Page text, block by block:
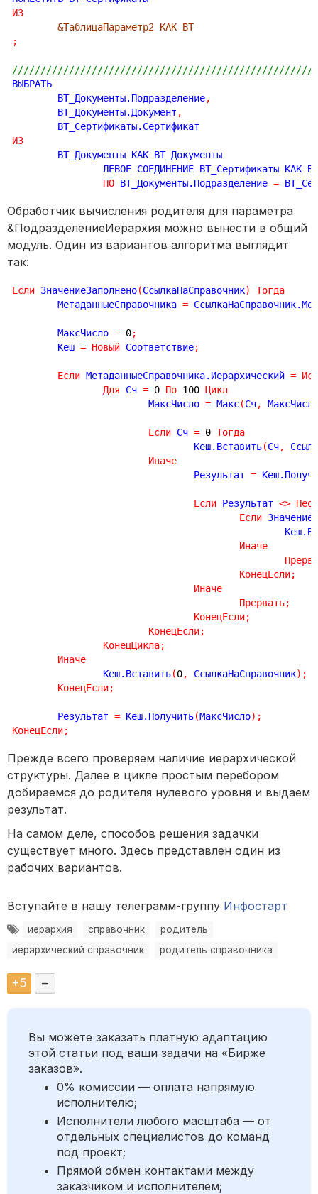
ИЗ
&ТаблицаПараметр2 КАК ВТ
;
ВЫБРАТЬ
	ВТ_Документы.Подразделение
,
	ВТ_Документы.Документ
,
ИЗ
		ЛЕВОЕ СОЕДИНЕНИЕ ВТ_Сертификаты КАК ВТ_Сертификаты
ПО ВТ_Документы.Подразделение =
Обработчик вычисления родителя для параметра
&ПодразделениеИерархия можно вынести в общий
модуль. Один из вариантов алгоритма выглядит
так:
Если ЗначениеЗаполнено(СсылкаНаСправочник)
Тогда
	МетаданныеСправочника
=
	МаксЧисло
= 0;
	Кеш
= Новый Соответствие;
Если МетаданныеСправочника.Иерархический =
Для Сч = 0 По 100 Цикл
			МаксЧисло
= Макс(Сч,
Если Сч = 0 Тогда
				Кеш.Вставить
(Сч,
Иначе
				Результат
=
Если Результат <>
Если
Иначе
КонецЕсли;
Иначе
Прервать;
КонецЕсли;
КонецЕсли;
КонецЦикла;
Иначе
		Кеш.Вставить
(0, СсылкаНаСправочник) ;
КонецЕсли;
	Результат
= Кеш.Получить(МаксЧисло) ;
КонецЕсли;
Прежде всего проверяем наличие иерархической
структуры. Далее в цикле простым перебором
добираемся до родителя нулевого уровня и выдаем
результат.
На самом деле, способов решения задачки
существует много. Здесь представлен один из
рабочих вариантов.
Вступайте в нашу телеграмм-группу Инфостарт
иерархия справочник
родитель
иерархический справочник
родитель справочника
+5 –
Вы можете заказать платную адаптацию
этой статьи под ваши задачи на «Бирже
заказов».
0% комиссии — оплата напрямую
исполнителю;
Исполнители любого масштаба — от
отдельных специалистов до команд
под проект;
Прямой обмен контактами между
заказчиком и исполнителем;